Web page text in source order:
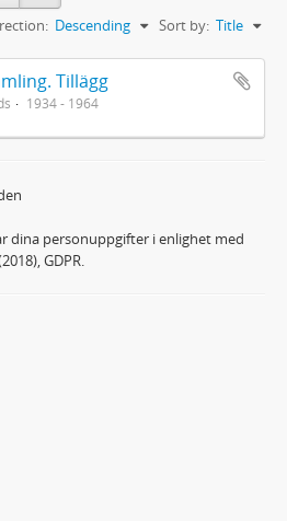
Sort by: Title
Descending
Tillägg
1934 - 1964
dina personuppgifter i enlighet med
GDPR.